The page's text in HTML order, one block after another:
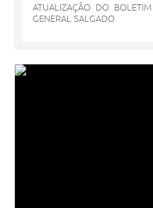
ATUALIZAÇÃO DO
GENERAL SALGADO